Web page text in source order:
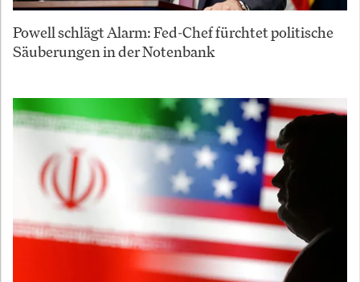
Powell schlägt Alarm: Fed-Chef fürchtet politische
Säuberungen in der Notenbank